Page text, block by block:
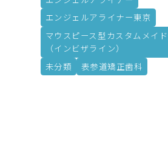
エンジェルアライナー東京
マウスピース型カスタムメイ
（インビザライン）
未分類
表参道矯正歯科